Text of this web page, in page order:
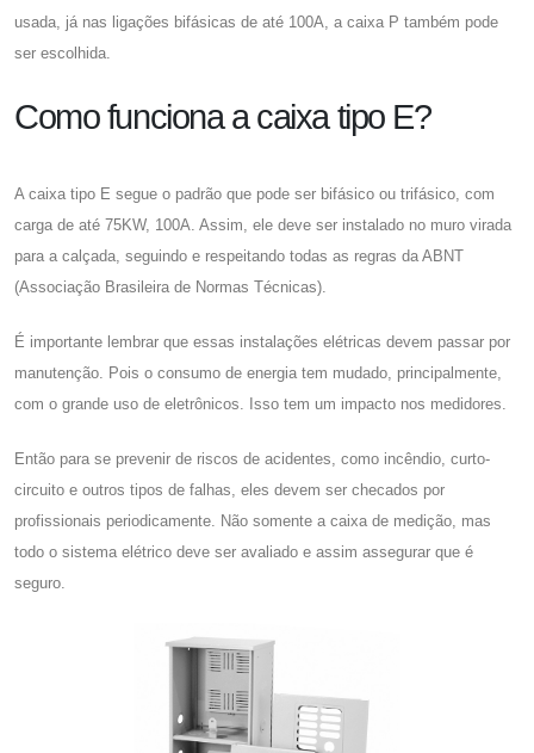
usada, já nas ligações bifásicas de até 100A, a caixa P também pode
ser escolhida.
Como funciona a caixa tipo E?
A caixa tipo E segue o padrão que pode ser bifásico ou trifásico, com
carga de até 75KW, 100A. Assim, ele deve ser instalado no muro virada
para a calçada, seguindo e respeitando todas as regras da ABNT
(Associação Brasileira de Normas Técnicas).
É importante lembrar que essas instalações elétricas devem passar por
manutenção. Pois o consumo de energia tem mudado, principalmente,
com o grande uso de eletrônicos. Isso tem um impacto nos medidores.
Então para se prevenir de riscos de acidentes, como incêndio, curto-
circuito e outros tipos de falhas, eles devem ser checados por
profissionais periodicamente. Não somente a caixa de medição, mas
todo o sistema elétrico deve ser avaliado e assim assegurar que é
seguro.